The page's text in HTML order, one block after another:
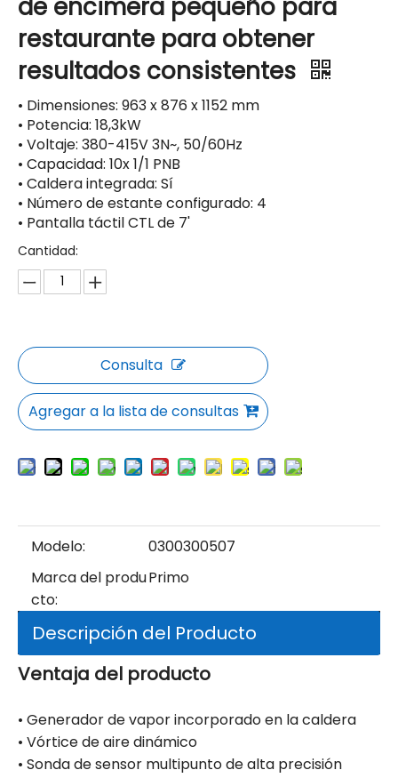
de encimera pequeño para
restaurante para obtener
resultados consistentes
• Dimensiones: 963 x 876 x 1152 mm
• Potencia: 18,3kW
• Voltaje: 380-415V 3N~, 50/60Hz
• Capacidad: 10x 1/1 PNB
• Caldera integrada: Sí
• Número de estante configurado: 4
• Pantalla táctil CTL de 7'
Cantidad:
Consulta
Agregar a la lista de consultas
Modelo:
0300300507
Marca del produ
cto:
Primo
Descripción del Producto
Ventaja del producto
• Generador de vapor incorporado en la caldera
• Vórtice de aire dinámico
• Sonda de sensor multipunto de alta precisión